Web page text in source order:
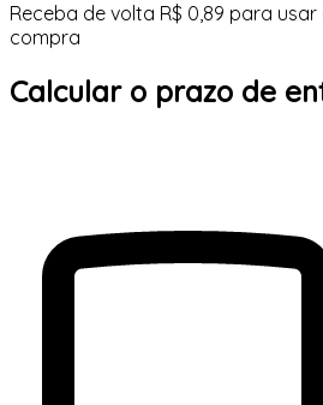
Receba de volta R$ 0,89 para
compra
Calcular o prazo de